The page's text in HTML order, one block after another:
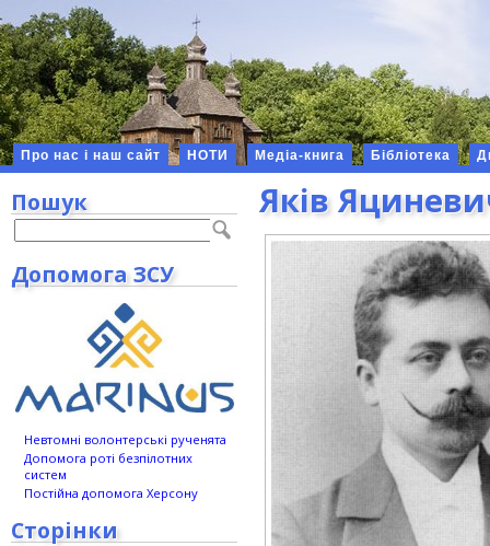
Про нас і наш сайт НОТИ Медіа-книга Бібліотека
Яків
Пошук
Допомога ЗСУ
Невтомні волонтерські рученята
Допомога роті безпілотних
систем
Постійна допомога Херсону
Сторінки